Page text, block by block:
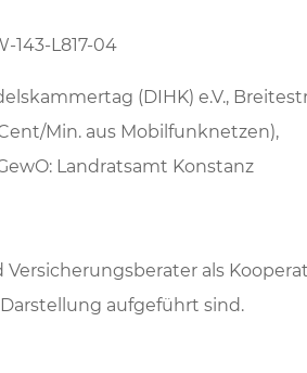
143-L817-04
(DIHK) e.V., Breitestr.
Min. aus Mobilfunknetzen),
Landratsamt Konstanz
als
aufgeführt sind.